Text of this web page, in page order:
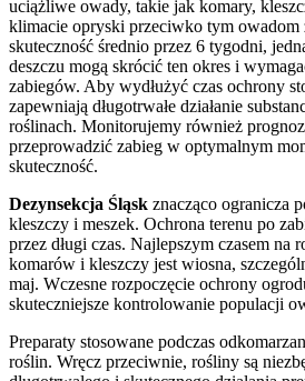
uciążliwe owady, takie jak komary,
klimacie opryski przeciwko tym owadom
skuteczność średnio przez 6 tygodni,
deszczu mogą skrócić ten okres i
zabiegów. Aby wydłużyć czas ochrony
zapewniają długotrwałe działanie
roślinach. Monitorujemy również
przeprowadzić zabieg w optymalnym
skuteczność.
Dezynsekcja Śląsk znacząco ogranicza
kleszczy i meszek. Ochrona terenu po
przez długi czas. Najlepszym czasem na
komarów i kleszczy jest wiosna,
maj. Wczesne rozpoczęcie ochrony
skuteczniejsze kontrolowanie populacji
Preparaty stosowane podczas
roślin. Wręcz przeciwnie, rośliny są